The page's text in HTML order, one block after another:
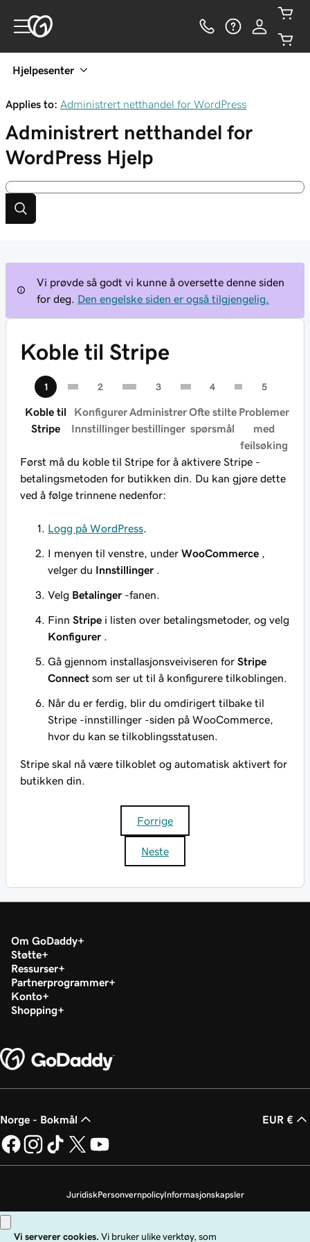
Hjelpesenter
Applies to: Administrert netthandel for WordPress
Administrert netthandel for
WordPress Hjelp
Vi prøvde så godt vi kunne å oversette denne siden
for deg.
Den engelske siden er også tilgjengelig.
Koble til Stripe
Koble til
Stripe
Konfigurer
Innstillinger
Administrer
bestillinger
Ofte stilte
spørsmål
Problemer
med
feilsøking
Først må du koble til Stripe for å aktivere Stripe -
betalingsmetoden for butikken din. Du kan gjøre dette
ved å følge trinnene nedenfor:
Logg på WordPress
I menyen til venstre, under WooCommerce
velger du Innstillinger
Velg Betalinger -fanen.
Finn Stripe i listen over betalingsmetoder, og velg
Konfigurer
Gå gjennom installasjonsveiviseren for Stripe
Connect som ser ut til å konfigurere tilkoblingen.
Når du er ferdig, blir du omdirigert tilbake til
Stripe -innstillinger -siden på WooCommerce,
hvor du kan se tilkoblingsstatusen.
Stripe skal nå være tilkoblet og automatisk aktivert for
butikken din.
Forrige
Neste
Om GoDaddy
Støtte
Ressurser
Partnerprogrammer
Konto
Shopping
Norge - Bokmål EUR €
JuridiskPersonvernpolicyInformasjonskapsler